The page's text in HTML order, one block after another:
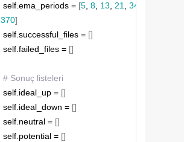
self.ema_periods = [5 8 13 21 34
370]
self.successful_files = []
self.failed_files = []
# Sonuç listeleri
self.ideal_up = []
self.ideal_down = []
self.neutral = []
self.potential = []